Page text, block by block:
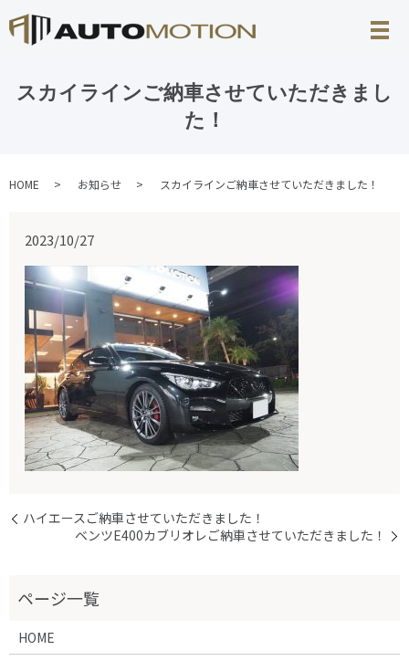
スカイラインご納車させていただきまし
た！
HOME お知らせ スカイラインご納車させていただきました！
2023/10/27
ハイエースご納車させていただきました！
ベンツE400カブリオレご納車させていただきました！
HOME